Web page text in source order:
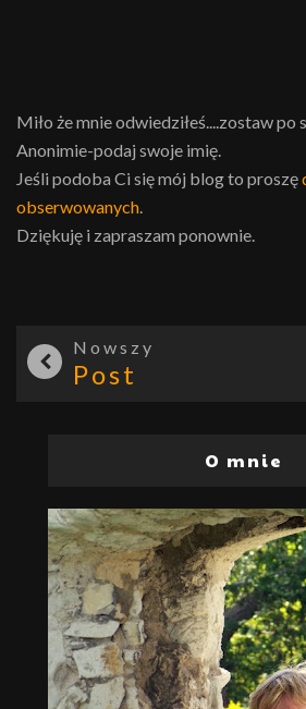
Miło że mnie odwiedziłeś....zostaw po
Anonimie-podaj swoje imię.
Jeśli podoba Ci się mój blog to proszę
obserwowanych.
Dziękuję i zapraszam ponownie.
Nowszy
Post
O mnie